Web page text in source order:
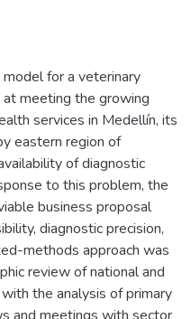
for a veterinary
meeting the growing
services in Medellín, its
eastern region of
of diagnostic
to this problem, the
business proposal
diagnostic precision,
methods approach was
review of national and
the analysis of primary